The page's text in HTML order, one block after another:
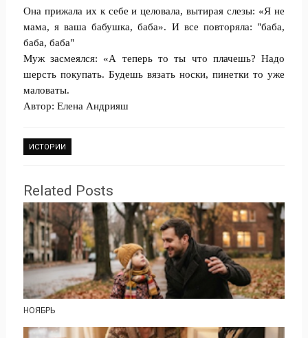
Она прижала их к себе и целовала, вытирая слезы: «Я не
мама, я ваша бабушка, баба». И все повторяла: "баба,
баба, баба"
Муж засмеялся: «А теперь то ты что плачешь? Надо
шерсть покупать. Будешь вязать носки, пинетки то уже
маловаты.
Автор: Елена Андрияш
ИСТОРИИ
Related Posts
НОЯБРЬ